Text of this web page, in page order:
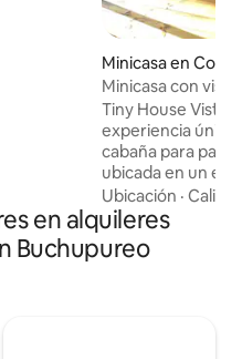
Minicasa en
Minicasa con
Tiny House Vista
experiencia única
cabaña para
ubicada en un
privilegiado en
kmts de
con vista
de Buchupureo.
Ubicación ·
en alquileres
Buchupureo